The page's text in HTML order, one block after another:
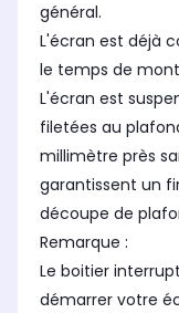
général.
L'écran est déjà
le temps de
L'écran est
filetées au
millimètre près
garantissent un
découpe de
Remarque :
Le boitier
démarrer votre